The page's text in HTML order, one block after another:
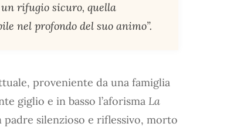
rifugio sicuro, quella
nel profondo del suo animo”.
proveniente da una famiglia
giglio e in basso l’aforisma La
padre silenzioso e riflessivo, morto